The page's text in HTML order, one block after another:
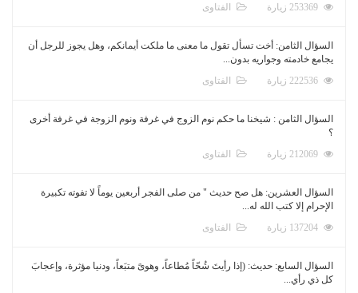
الفتاوى
السؤال الثامن: أخت تسأل تقول ما معنى ما ملكت أيمانكم، وهل يجوز للرجل أن
يجامع خادمته وجواريه بدون...
الفتاوى
السؤال الثامن : شيخنا ما حكم نوم الزوج في غرفة ونوم الزوجة في غرفة أخرى
؟
الفتاوى
السؤال العشرين: هل صح حديث " من صلى الفجر أربعين يوماً لا تفوته تكبيرة
الإحرام إلا كتب الله له...
الفتاوى
السؤال السابع: حديث: (إذا رأيتَ شُحّاً مُطاعاً، وهوىً متبَعاً، ودنيا مؤثرة، وإعجابَ
كل ذي رأي...